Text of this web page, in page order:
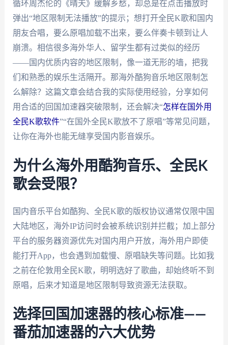
循环周杰伦的《晴天》缓解乡愁，却总是在点击播放时
弹出“地区限制无法播放”的提示；想打开全民K歌和国内
朋友合唱，要么原唱加载不出来，要么伴奏卡顿到让人
崩溃。相信很多海外华人、留学生都有过类似的经历
——国内优质内容的地区限制，像一道无形的墙，把我
们和熟悉的娱乐生活隔开。那海外酷狗音乐地区限制怎
么解除？这篇文章会结合我的实际使用经验，分享如何
用合适的回国加速器突破限制，还会解决“怎样在国外用
全民K歌软件”“在国外全民K歌放不了原唱”等常见问题，
让你在海外也能无缝享受国内影音娱乐。
为什么海外用酷狗音乐、全民K
歌会受限？
国内音乐平台如酷狗、全民K歌的版权协议通常仅限中国
大陆地区，海外IP访问时会被系统识别并拦截；加上部分
平台的服务器资源优先对国内用户开放，海外用户即使
能打开App，也会遇到加载慢、原唱缺失等问题。比如我
之前在伦敦用全民K歌，明明选好了歌曲，却始终听不到
原唱，后来才知道是地区限制导致资源无法获取。
选择回国加速器的核心标准——
番茄加速器的六大优势